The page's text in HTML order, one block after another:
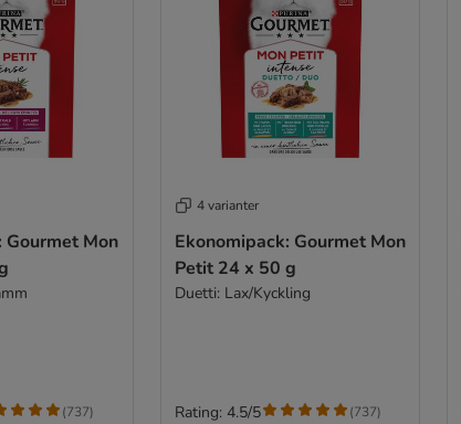
Gourmet Mon
(737)
4 varianter
Ekonomipack: Gourmet Mon
Petit 24 x 50 g
Duetti: Lax/Kyckling
Rating: 4.5/5 (737)